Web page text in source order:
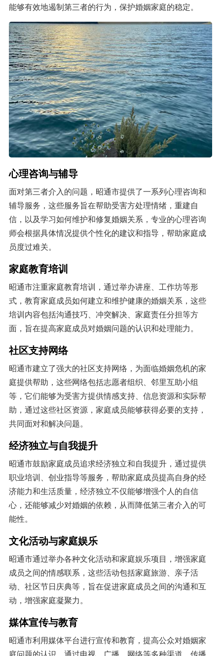
能够有效地遏制第三者的行为，保护婚姻家庭的稳定。
心理咨询与辅导
面对第三者介入的问题，昭通市提供了一系列心理咨询和
辅导服务，这些服务旨在帮助受害方处理情绪，重建自
信，以及学习如何维护和修复婚姻关系，专业的心理咨询
师会根据具体情况提供个性化的建议和指导，帮助家庭成
员度过难关。
家庭教育培训
昭通市注重家庭教育培训，通过举办讲座、工作坊等形
式，教育家庭成员如何建立和维护健康的婚姻关系，这些
培训内容包括沟通技巧、冲突解决、家庭责任分担等方
面，旨在提高家庭成员对婚姻问题的认识和处理能力。
社区支持网络
昭通市建立了强大的社区支持网络，为面临婚姻危机的家
庭提供帮助，这些网络包括志愿者组织、邻里互助小组
等，它们能够为受害方提供情感支持、信息资源和实际帮
助，通过这些社区资源，家庭成员能够获得必要的支持，
共同面对和解决问题。
经济独立与自我提升
昭通市鼓励家庭成员追求经济独立和自我提升，通过提供
职业培训、创业指导等服务，帮助家庭成员提高自身的经
济能力和生活质量，经济独立不仅能够增强个人的自信
心，还能够减少对婚姻的依赖，从而降低第三者介入的可
能性。
文化活动与家庭娱乐
昭通市通过举办各种文化活动和家庭娱乐项目，增强家庭
成员之间的情感联系，这些活动包括家庭旅游、亲子活
动、社区节日庆典等，旨在促进家庭成员之间的沟通和互
动，增强家庭凝聚力。
媒体宣传与教育
昭通市利用媒体平台进行宣传和教育，提高公众对婚姻家